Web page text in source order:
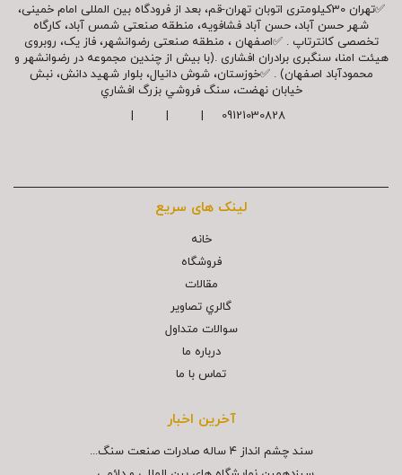
✅تهران 30کیلومتری اتوبان تهران-قم، بعد از فرودگاه بین المللی امام خمینی،
شهر حسن آباد، حسن آباد فشافویه، منطقه صنعتی شمس آباد، کارگاه
تخصصی کانترتاپ . ✅اصفهان ، منطقه صنعتی رضوانشهر، فاز یک، روبروی
هیئت امنا، سنگبری برادران افشاری .(با بیش از چندین مجموعه در رضوانشهر و
محمودآباد اصفهان) . ✅خوزستان، شوش دانیال، بلوار شهيد دانش، نبش
خیابان نهضت، سنگ فروشي بزرگ افشاري
09121030828 | | |
لینک های سریع
خانه
فروشگاه
مقالات
گالري تصاوير
سوالات متداول
درباره ما
تماس با ما
آخرین اخبار
سند چشم انداز ۴ ساله صادرات صنعت سنگ...